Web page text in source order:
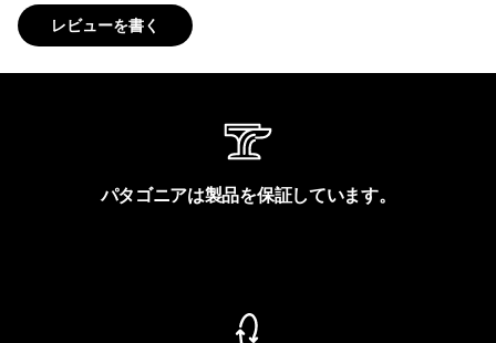
レビューを書く
パタゴニアは製品を保証しています。